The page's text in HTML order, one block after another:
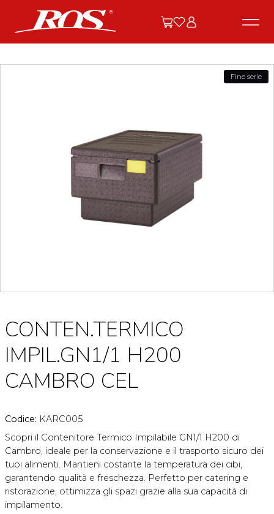
Fine serie
CONTEN.TERMICO
IMPIL.GN1/1 H200
CAMBRO CEL
Codice: KARC005
Scopri il Contenitore Termico Impilabile GN1/1 H200 di
Cambro, ideale per la conservazione e il trasporto sicuro dei
tuoi alimenti. Mantieni costante la temperatura dei cibi,
garantendo qualità e freschezza. Perfetto per catering e
ristorazione, ottimizza gli spazi grazie alla sua capacità di
impilamento.